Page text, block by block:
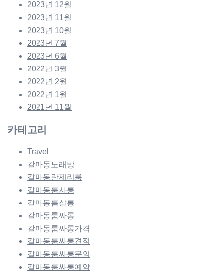
2023년 12월
2023년 11월
2023년 10월
2023년 7월
2023년 6월
2022년 3월
2022년 2월
2022년 1월
2021년 11월
카테고리
Travel
갈마동노래방
갈마동란제리룸
갈마동룸사롱
갈마동룸살롱
갈마동룸싸롱
갈마동룸싸롱가격
갈마동룸싸롱견적
갈마동룸싸롱문의
갈마동룸싸롱예약